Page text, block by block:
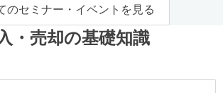
のセミナー・イベントを見る
・売却の基礎知識